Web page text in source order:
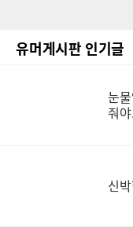
유머게시판 인기글
눈
줘
신박